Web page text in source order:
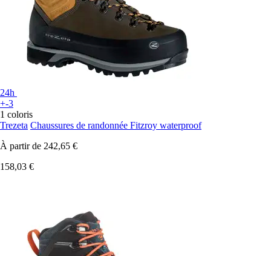
24h
+-3
1 coloris
Trezeta Chaussures de randonnée Fitzroy waterproof
À partir de 242,65 €
158,03 €